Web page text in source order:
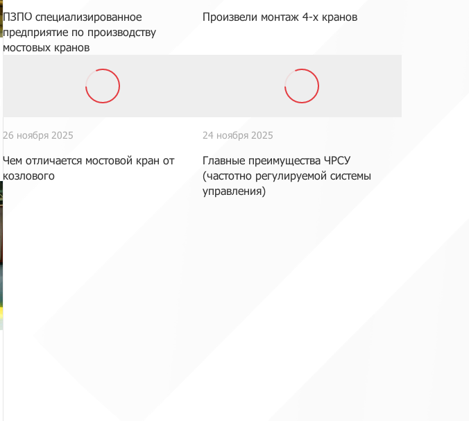
ПЗПО специализированное
предприятие по производству
мостовых кранов
Произвели монтаж 4-х кранов
26 ноября 2025
Чем отличается мостовой кран от
козлового
24 ноября 2025
Главные преимущества ЧРСУ
(частотно регулируемой системы
управления)